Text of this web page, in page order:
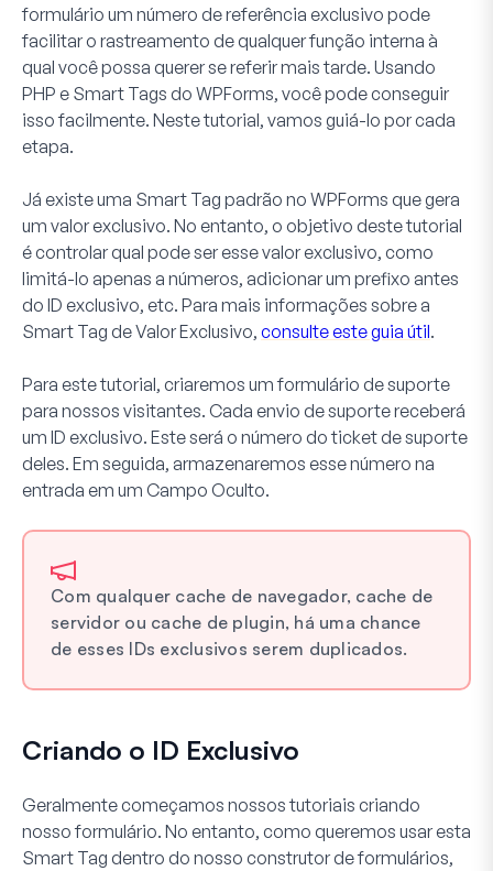
formulário um número de referência exclusivo pode
facilitar o rastreamento de qualquer função interna à
qual você possa querer se referir mais tarde. Usando
PHP e Smart Tags do WPForms, você pode conseguir
isso facilmente. Neste tutorial, vamos guiá-lo por cada
etapa.
Já existe uma Smart Tag padrão no WPForms que gera
um valor exclusivo. No entanto, o objetivo deste tutorial
é controlar qual pode ser esse valor exclusivo, como
limitá-lo apenas a números, adicionar um prefixo antes
do ID exclusivo, etc. Para mais informações sobre a
Smart Tag de Valor Exclusivo, consulte este guia útil.
Para este tutorial, criaremos um formulário de suporte
para nossos visitantes. Cada envio de suporte receberá
um ID exclusivo. Este será o número do ticket de suporte
deles. Em seguida, armazenaremos esse número na
entrada em um Campo Oculto.
Com qualquer cache de navegador, cache de
servidor ou cache de plugin, há uma chance
de esses IDs exclusivos serem duplicados.
Criando o ID Exclusivo
Geralmente começamos nossos tutoriais criando
nosso formulário. No entanto, como queremos usar esta
Smart Tag dentro do nosso construtor de formulários,